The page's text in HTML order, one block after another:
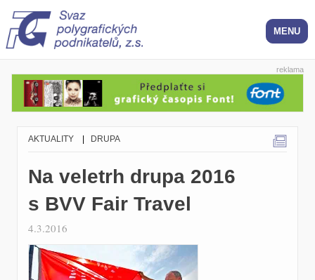
reklama
AKTUALITY DRUPA
Na veletrh drupa 2016
s BVV Fair Travel
4.3.2016